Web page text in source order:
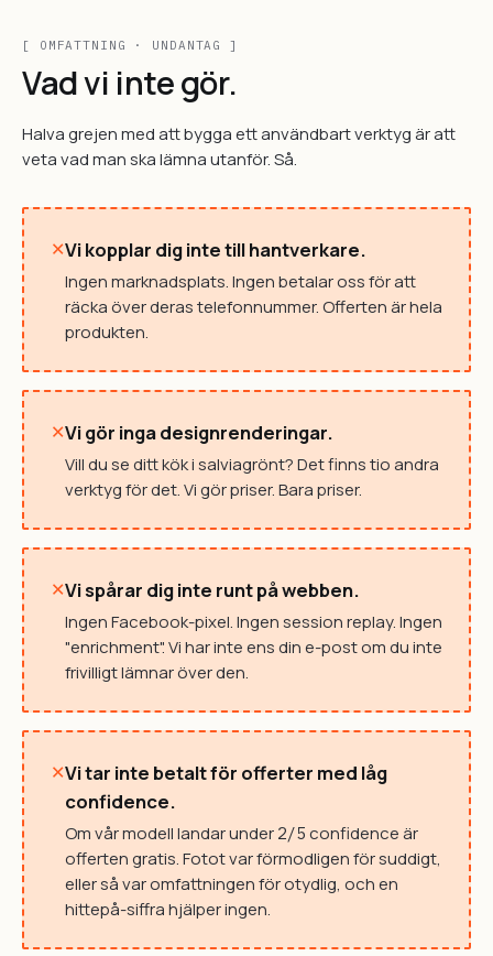
[ OMFATTNING · UNDANTAG ]
Vad vi inte gör.
Halva grejen med att bygga ett användbart verktyg är att
veta vad man ska lämna utanför. Så.
×Vi kopplar dig inte till hantverkare.
Ingen marknadsplats. Ingen betalar oss för att
räcka över deras telefonnummer. Offerten är hela
produkten.
×Vi gör inga designrenderingar.
Vill du se ditt kök i salviagrönt? Det finns tio andra
verktyg för det. Vi gör priser. Bara priser.
×Vi spårar dig inte runt på webben.
Ingen Facebook-pixel. Ingen session replay. Ingen
"enrichment". Vi har inte ens din e-post om du inte
frivilligt lämnar över den.
×Vi tar inte betalt för offerter med låg
confidence.
Om vår modell landar under 2/5 confidence är
offerten gratis. Fotot var förmodligen för suddigt,
eller så var omfattningen för otydlig, och en
hittepå-siffra hjälper ingen.